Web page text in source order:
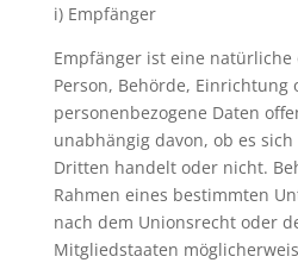
i) Empfänger
Empfänger ist eine
Person, Behörde, Einrichtung
personenbezogene Daten
unabhängig davon, ob es
Dritten handelt oder nicht.
Rahmen eines bestimmten
nach dem Unionsrecht oder
Mitgliedstaaten